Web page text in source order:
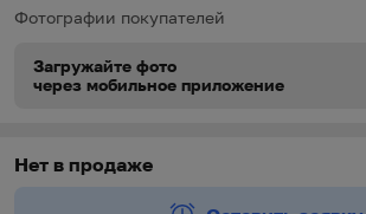
Фотографии покупателей
Загружайте фото
через мобильное приложение
Нет в продаже